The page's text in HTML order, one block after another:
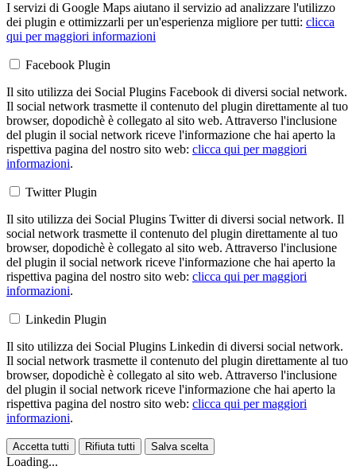
I servizi di Google Maps aiutano il servizio ad analizzare l'utilizzo
dei plugin e ottimizzarli per un'esperienza migliore per tutti: clicca
qui per maggiori informazioni
Facebook Plugin
Il sito utilizza dei Social Plugins Facebook di diversi social network.
Il social network trasmette il contenuto del plugin direttamente al tuo
browser, dopodichè è collegato al sito web. Attraverso l'inclusione
del plugin il social network riceve l'informazione che hai aperto la
rispettiva pagina del nostro sito web: clicca qui per maggiori
informazioni.
Twitter Plugin
Il sito utilizza dei Social Plugins Twitter di diversi social network. Il
social network trasmette il contenuto del plugin direttamente al tuo
browser, dopodichè è collegato al sito web. Attraverso l'inclusione
del plugin il social network riceve l'informazione che hai aperto la
rispettiva pagina del nostro sito web: clicca qui per maggiori
informazioni.
Linkedin Plugin
Il sito utilizza dei Social Plugins Linkedin di diversi social network.
Il social network trasmette il contenuto del plugin direttamente al tuo
browser, dopodichè è collegato al sito web. Attraverso l'inclusione
del plugin il social network riceve l'informazione che hai aperto la
rispettiva pagina del nostro sito web: clicca qui per maggiori
informazioni.
Accetta tutti Rifiuta tutti Salva scelta
Loading...